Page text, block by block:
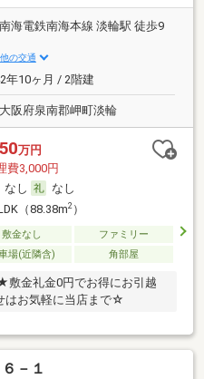
南海電鉄南海本線 淡輪駅 徒歩9
の交通
年10ヶ月 / 2階建
大阪府泉南郡岬町淡輪
万円
費3,000円
なし
なし
（88.38m2）
敷金なし
ファミリー
場(近隣含) 角部屋
敷金礼金0円でお得にお引越
はお気軽に当店まで☆
－１